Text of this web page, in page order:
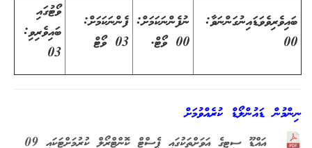
ބައިވެރިވެވަޑައިނުގަންނަވާ:
00
ނުފެންނަކަމަށް:
00 ވޯޓް.
ފެންނަކަމަށް:
03 ވޯޓް
ވޯޓުގައި
ބައިވެރިވި:
03
ނިންމުން ޑައުންލޯޑް ކުރެއްވުމަށް
އައްޑޫ ސިޓީގެ އަވަށްތަކުގައި ޕެސްޓް ކޮންޓްރޯލް ކުރުމަށްޓަކައި 09